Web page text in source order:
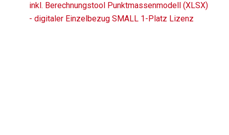
inkl. Berechnungstool Punktmassenmodell (XLSX)
- digitaler Einzelbezug SMALL 1-Platz Lizenz